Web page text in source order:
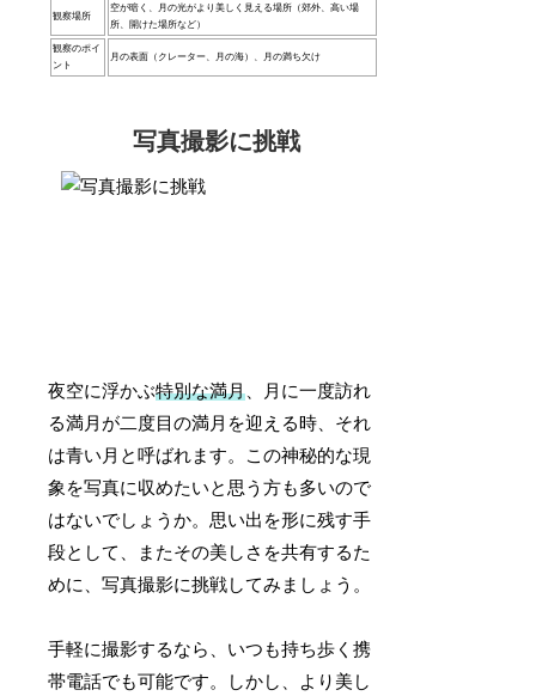
観察場所
空が暗く、月の光がより美しく見える場所（郊外、高い場
所、開けた場所など）
観察のポイ
ント
月の表面（クレーター、月の海）、月の満ち欠け
写真撮影に挑戦
夜空に浮かぶ特別な満月 、月に一度訪れ
る満月が二度目の満月を迎える時、それ
は青い月と呼ばれます。この神秘的な現
象を写真に収めたいと思う方も多いので
はないでしょうか。思い出を形に残す手
段として、またその美しさを共有するた
めに、写真撮影に挑戦してみましょう。
手軽に撮影するなら、いつも持ち歩く携
帯電話でも可能です。しかし、より美し